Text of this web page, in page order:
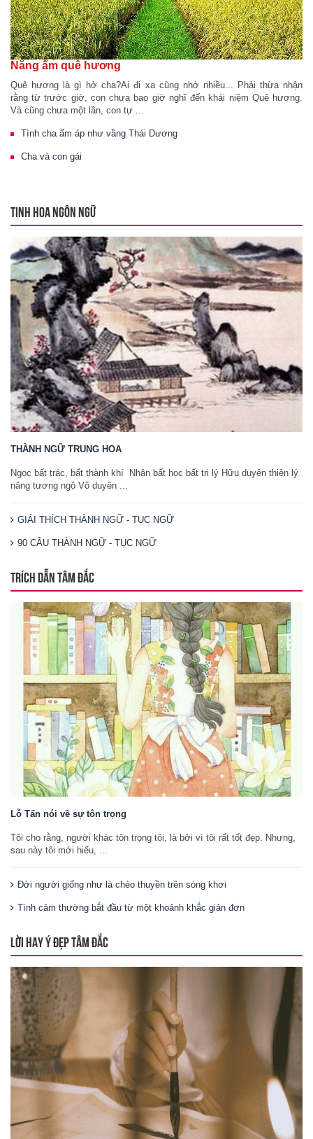
Nắng ấm quê hương
Quê hương là gì hở cha?Ai đi xa cũng nhớ nhiều... Phải thừa nhận
rằng từ trước giờ, con chưa bao giờ nghĩ đến khái niệm Quê hương.
Và cũng chưa một lần, con tự ...
Tình cha ấm áp như vầng Thái Dương
Cha và con gái
TINH HOA NGÔN NGỮ
THÀNH NGỮ TRUNG HOA
Ngọc bất trác, bất thành khí Nhân bất học bất tri lý Hữu duyên thiên lý
năng tương ngộ Vô duyên ...
GIẢI THÍCH THÀNH NGỮ - TỤC NGỮ
90 CÂU THÀNH NGỮ - TỤC NGỮ
TRÍCH DẪN TÂM ĐẮC
Lỗ Tấn nói về sự tôn trọng
Tôi cho rằng, người khác tôn trọng tôi, là bởi vì tôi rất tốt đẹp. Nhưng,
sau này tôi mới hiểu, ...
Đời người giống như là chèo thuyền trên sóng khơi
Tình cảm thường bắt đầu từ một khoảnh khắc giản đơn
LỜI HAY Ý ĐẸP TÂM ĐẮC